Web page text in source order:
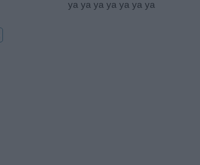
ya ya ya ya ya ya ya